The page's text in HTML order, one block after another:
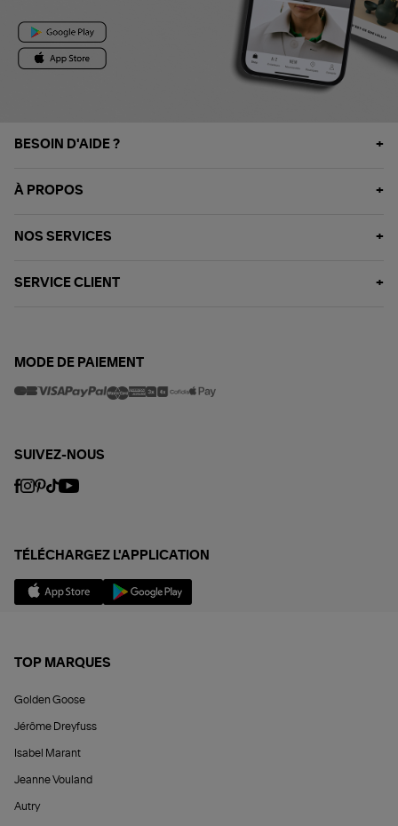
BESOIN D'AIDE ?
À PROPOS
NOS SERVICES
SERVICE CLIENT
MODE DE PAIEMENT
SUIVEZ-NOUS
TÉLÉCHARGEZ L'APPLICATION
TOP MARQUES
Golden Goose
Jérôme Dreyfuss
Isabel Marant
Jeanne Vouland
Autry